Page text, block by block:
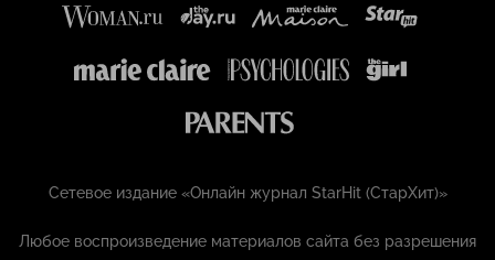
Сетевое издание «Онлайн журнал StarHit (СтарХит)»
Любое воспроизведение материалов сайта без разрешения